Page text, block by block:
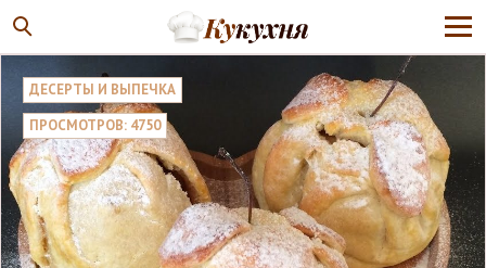
ДЕСЕРТЫ И ВЫПЕЧКА
ПРОСМОТРОВ: 4750